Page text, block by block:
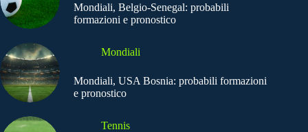
Mondiali, Belgio-Senegal: probabili
formazioni e pronostico
Mondiali
Mondiali, USA Bosnia: probabili formazioni
e pronostico
Tennis